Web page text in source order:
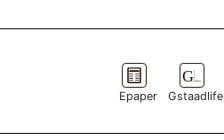
Epaper Gstaadlife